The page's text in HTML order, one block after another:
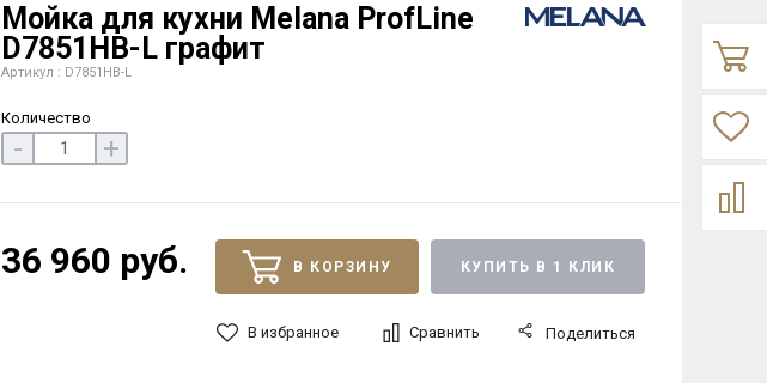
Мойка для кухни Melana ProfLine
D7851HB-L графит
Артикул : D7851HB-L
Количество
- +
36 960 руб. В КОРЗИНУ КУПИТЬ В 1 КЛИК
В избранное Сравнить Поделиться